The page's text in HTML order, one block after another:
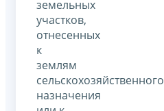
земельных
участков,
отнесенных
к
землям
сельскохозяйственного
назначения